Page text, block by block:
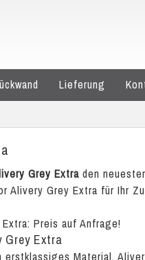
Lieferung
Grey Extra den
Alivery Grey Extra für Ihr
Preis auf Anfrage!
Grey Extra
Material.